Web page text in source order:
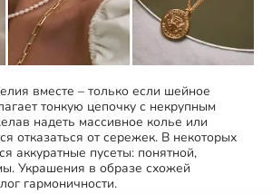
вместе – только если шейное
тонкую цепочку с некрупным
надеть массивное колье или
отказаться от сережек. В некоторых
аккуратные пусеты: понятной,
Украшения в образе схожей
гармоничности.